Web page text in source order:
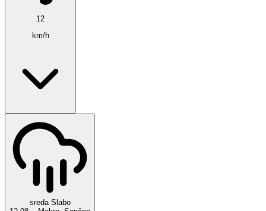
12
km/h
sreda Slabo